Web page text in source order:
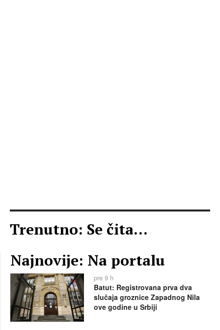
Trenutno: Se čita...
Najnovije: Na portalu
pre 9 h
Batut: Registrovana prva dva
slučaja groznice Zapadnog Nila
ove godine u Srbiji